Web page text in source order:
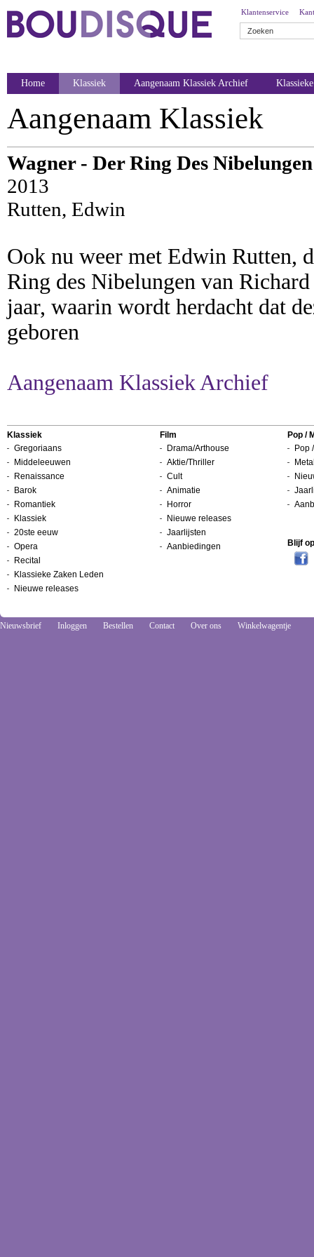
Klantenservice
Home Klassiek Aangenaam Klassiek Archief
Aangenaam Klassiek
Wagner - Der Ring Des Nibelungen
2013
Rutten, Edwin
Ook nu weer met Edwin Rutten,
Ring des Nibelungen van
jaar, waarin wordt herdacht dat
geboren
Aangenaam Klassiek Archief
Klassiek
Gregoriaans
Middeleeuwen
Renaissance
Barok
Romantiek
Klassiek
20ste eeuw
Opera
Recital
Klassieke Zaken Leden
Nieuwe releases
Film
Drama/Arthouse
Aktie/Thriller
Cult
Animatie
Horror
Nieuwe releases
Jaarlijsten
Aanbiedingen
Pop /
Pop
Blijf
Nieuwsbrief Inloggen Bestellen Contact Over ons Winkelwagentje